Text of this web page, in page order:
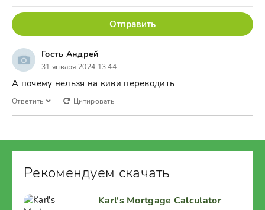
Отправить
Гость Андрей
31 января 2024 13:44
А почему нельзя на киви переводить
Ответить Цитировать
Рекомендуем скачать
Karl's Mortgage Calculator